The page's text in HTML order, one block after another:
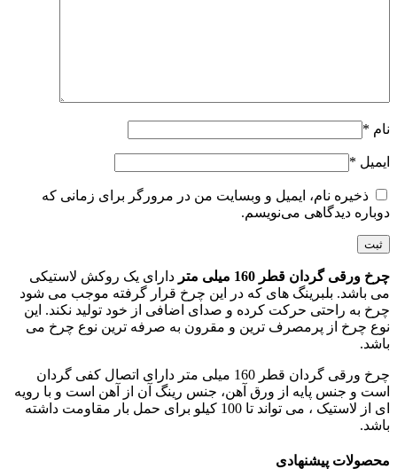
نام *
ایمیل *
ذخیره نام، ایمیل و وبسایت من در مرورگر برای زمانی که
دوباره دیدگاهی می‌نویسم.
چرخ ورقی گردان قطر 160 میلی متر
دارای یک روکش لاستیکی
می باشد. بلبرینگ های که در این چرخ قرار گرفته موجب می شود
چرخ به راحتی حرکت کرده و صدای اضافی از خود تولید نکند. این
نوع چرخ از پرمصرف ترین و مقرون به صرفه ترین نوع چرخ می
باشد.
چرخ ورقی گردان قطر 160 میلی متر دارای اتصال کفی گردان
است و جنس پایه از ورق آهن، جنس رینگ آن از آهن است و با رویه
ای از لاستیک ، می تواند تا 100 کیلو برای حمل بار مقاومت داشته
باشد.
محصولات پیشنهادی